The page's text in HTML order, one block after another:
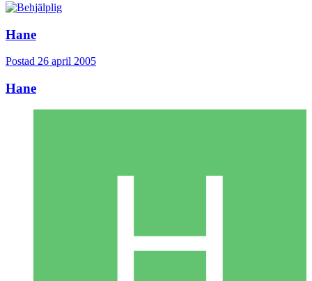
Hane
Postad 26 april 2005
Hane